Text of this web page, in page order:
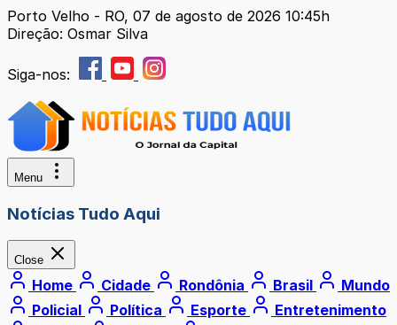
Porto Velho - RO, 07 de agosto de 2026 10:45h
Direção: Osmar Silva
Siga-nos:
Menu
Notícias Tudo Aqui
Close
Home Cidade Rondônia Brasil
Mundo
Policial
Política Esporte
Entretenimento